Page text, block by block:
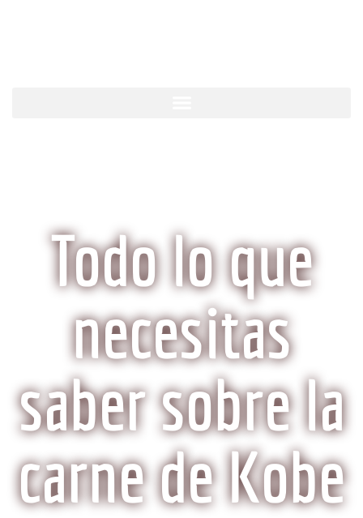
Todo lo que
necesitas
saber sobre la
carne de Kobe